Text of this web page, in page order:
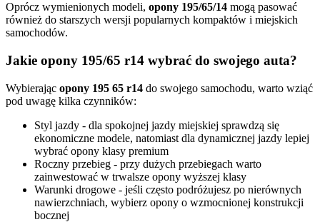
Oprócz wymienionych modeli, opony 195/65/14 mogą pasować
również do starszych wersji popularnych kompaktów i miejskich
samochodów.
Jakie opony 195/65 r14 wybrać do swojego auta?
Wybierając opony 195 65 r14 do swojego samochodu, warto wziąć
pod uwagę kilka czynników:
Styl jazdy - dla spokojnej jazdy miejskiej sprawdzą się
ekonomiczne modele, natomiast dla dynamicznej jazdy lepiej
wybrać opony klasy premium
Roczny przebieg - przy dużych przebiegach warto
zainwestować w trwalsze opony wyższej klasy
Warunki drogowe - jeśli często podróżujesz po nierównych
nawierzchniach, wybierz opony o wzmocnionej konstrukcji
bocznej